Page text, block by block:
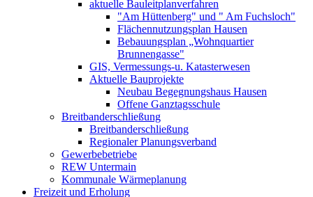
aktuelle Bauleitplanverfahren
"Am Hüttenberg" und " Am Fuchsloch"
Flächennutzungsplan Hausen
Bebauungsplan „Wohnquartier
Brunnengasse"
GIS, Vermessungs-u. Katasterwesen
Aktuelle Bauprojekte
Neubau Begegnungshaus Hausen
Offene Ganztagsschule
Breitbanderschließung
Breitbanderschließung
Regionaler Planungsverband
Gewerbebetriebe
REW Untermain
Kommunale Wärmeplanung
Freizeit und Erholung